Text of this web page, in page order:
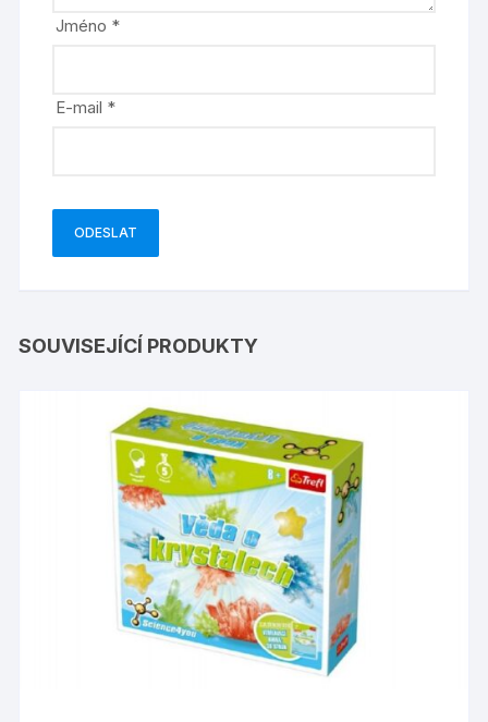
Jméno *
E-mail *
SOUVISEJÍCÍ PRODUKTY